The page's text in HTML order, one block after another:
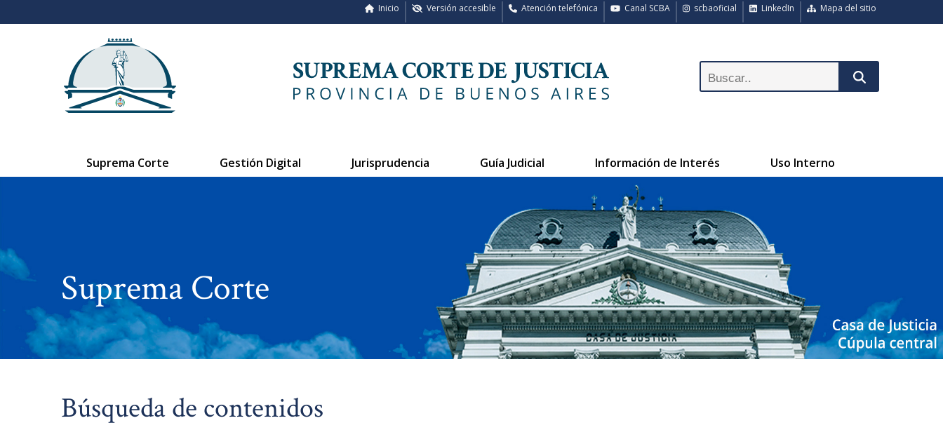
Mapa del sitio
LinkedIn
scbaoficial
Canal SCBA
Atención telefónica
Versión accesible
Inicio
Suprema Corte Gestión Digital Jurisprudencia Guía Judicial Información de Interés Uso Interno
Suprema Corte
Búsqueda de contenidos